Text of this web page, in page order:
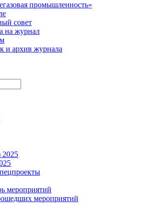
промышленность»
совет
на журнал
и архив журнала
2025
мероприятий
мероприятий